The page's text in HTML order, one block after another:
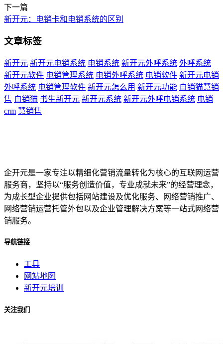
下一篇
新开元：电销卡和电销系统的区别
文章标签
新开元 新开元电销系统 电销系统 新开元外呼系统 外呼系统
新开元软件 电销管理系统 电销外呼系统 电销软件 新开元电销
外呼系统 电销管理软件 新开元怎么用 新开元功能 自销猫慧销
售 自销猫 书生新开元 新开元系统 新开元外呼电销系统 电销
crm 慧销售
企开元是一家专注以精细化营销流量转化为核心的互联网运营
服务商，坚持以“服务创造价值，专业成就未来”的经营理念，
为成长型企业提供包括网站建设及优化服务、网络营销推广、
网络营销运营托管外包以及企业管理解决方案等一站式网络营
销服务。
导航链接
工具
网站地图
新开元培训
关注我们